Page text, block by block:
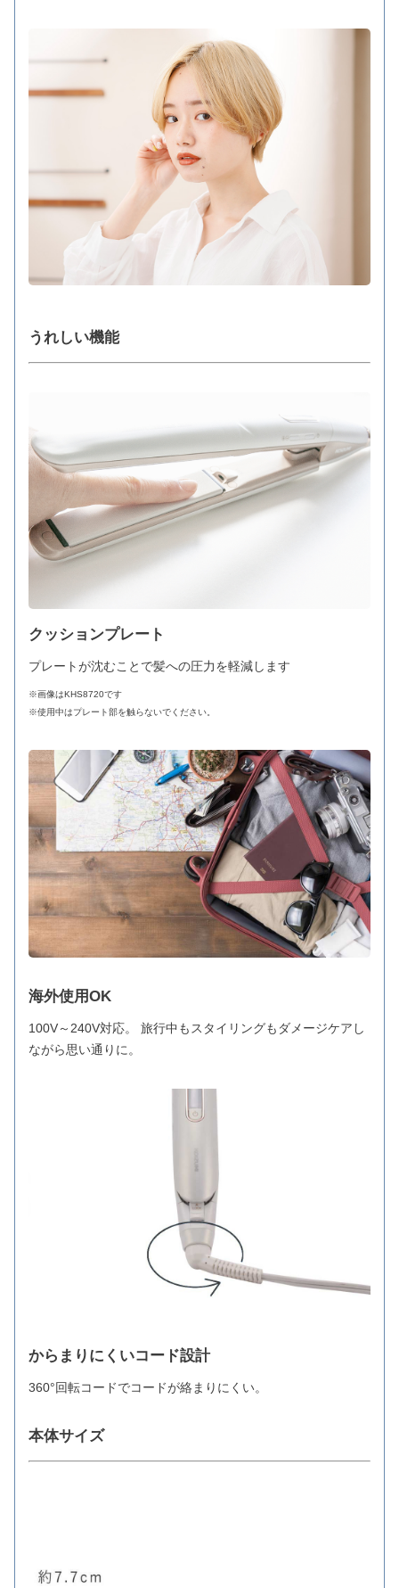
うれしい機能
クッションプレート
プレートが沈むことで髪への圧力を軽減します
※画像はKHS8720です
※使用中はプレート部を触らないでください。
海外使用OK
100V～240V対応。 旅行中もスタイリングもダメージケアし
ながら思い通りに。
からまりにくいコード設計
360°回転コードでコードが絡まりにくい。
本体サイズ